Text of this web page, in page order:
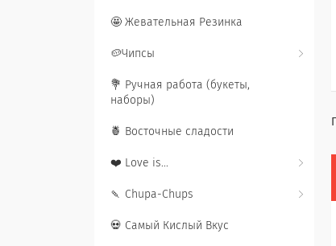
🤩 Жевательная Резинка
🥔Чипсы
💐 Ручная работа (букеты,
наборы)
🍍 Восточные сладости
❤️ Love is...
🍡 Chupa-Chups
💀 Самый Кислый Вкус